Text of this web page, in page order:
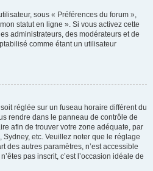
sous « Préférences du forum »,
statut en ligne ». Si vous activez cette
administrateurs, des modérateurs et de
comme étant un utilisateur
soit réglée sur un fuseau horaire différent du
rendre dans le panneau de contrôle de
afin de trouver votre zone adéquate, par
etc. Veuillez noter que le réglage
des autres paramètres, n’est accessible
pas inscrit, c’est l’occasion idéale de